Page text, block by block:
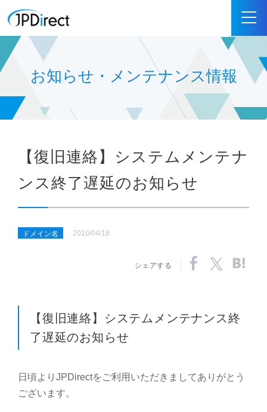
お知らせ・メンテナンス情報
【復旧連絡】システムメンテナ
ンス終了遅延のお知らせ
ドメイン名 2010/04/18
シェアする
【復旧連絡】システムメンテナンス終
了遅延のお知らせ
日頃よりJPDirectをご利用いただきましてありがとう
ございます。